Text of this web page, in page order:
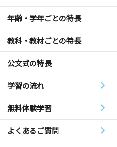
年齢・学年ごとの特長
教科・教材ごとの特長
公文式の特長
学習の流れ
無料体験学習
よくあるご質問